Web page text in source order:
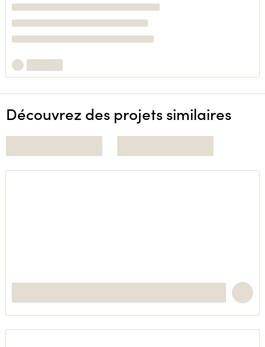
Découvrez des projets similaires